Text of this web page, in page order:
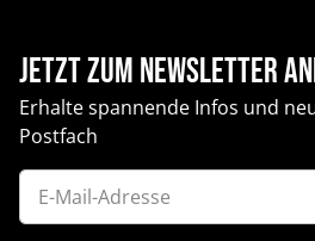
Jetzt zum Newsletter
Erhalte spannende Infos und
Postfach